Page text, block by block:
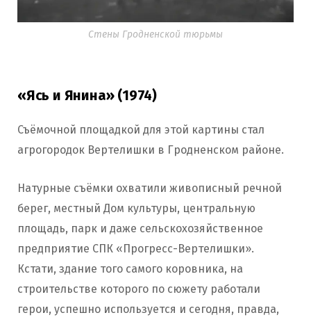
Стены Гродненской тюрьмы
«Ясь и Янина» (1974)
Съёмочной площадкой для этой картины стал
агрогородок Вертелишки в Гродненском районе.
Натурные съёмки охватили живописный речной
берег, местный Дом культуры, центральную
площадь, парк и даже сельскохозяйственное
предприятие СПК «Прогресс-Вертелишки».
Кстати, здание того самого коровника, на
строительстве которого по сюжету работали
герои, успешно используется и сегодня, правда,